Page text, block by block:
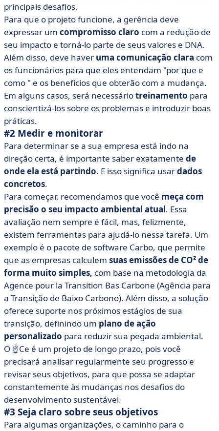
principais desafios.
Para que o projeto funcione, a gerência deve
expressar um compromisso claro com a redução de
seu impacto e torná-lo parte de seus valores e DNA.
Além disso, deve haver uma comunicação clara com
os funcionários para que eles entendam "por que e
como " e os benefícios que obterão com a mudança.
Em alguns casos, será necessáriotreinamento para
conscientizá-los sobre os problemas e introduzir boas
práticas.
#2 Medir e monitorar
Para determinar se a sua empresa está indo na
direção certa, é importante saber exatamente de
onde ela está partindo. E isso significa usardados
concretos.
Para começar, recomendamos que você meça com
precisão o seu impacto ambiental atual. Essa
avaliação nem sempre é fácil, mas, felizmente,
existem ferramentas para ajudá-lo nessa tarefa. Um
exemplo é o pacote de software Carbo, que permite
que as empresas calculem suas emissões de CO² de
forma muito simples, com base na metodologia da
Agence pour la Transition Bas Carbone (Agência para
a Transição de Baixo Carbono). Além disso, a solução
oferece suporte nos próximos estágios de sua
transição, definindo um plano de ação
personalizado para reduzir sua pegada ambiental.
O ☝️Ce é um projeto de longo prazo, pois você
precisará analisar regularmente seu progresso e
revisar seus objetivos, para que possa se adaptar
constantemente às mudanças nos desafios do
desenvolvimento sustentável.
#3 Seja claro sobre seus objetivos
Para algumas organizações, o caminho para o